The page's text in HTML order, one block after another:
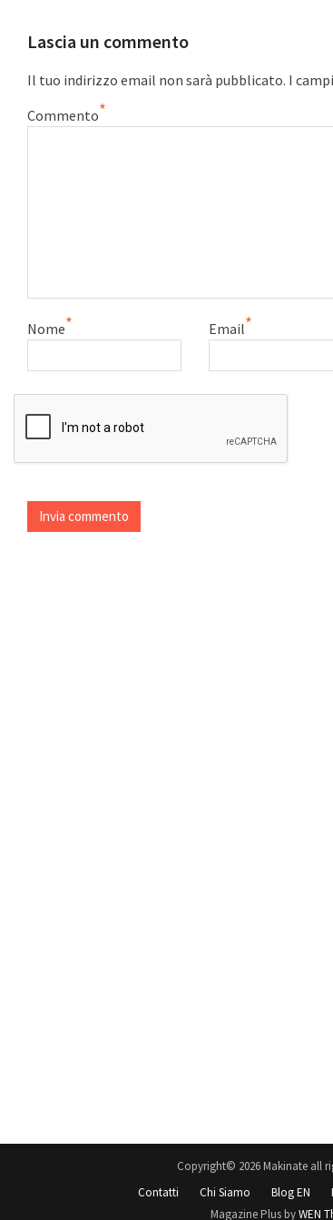
Lascia un commento
Il tuo indirizzo email non sarà pubblicato. I
Commento*
Nome* Email*
Copyright© 2026 Makinate all
Contatti
Chi Siamo Blog EN
Magazine Plus byWEN